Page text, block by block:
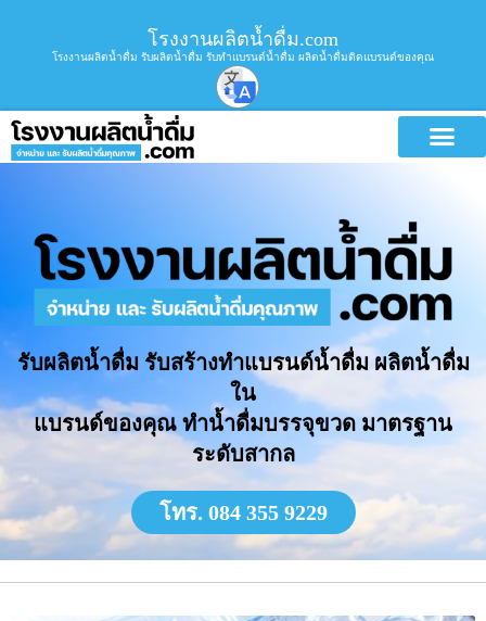
โรงงานผลิตน้ำดื่ม.com
โรงงานผลิตน้ำดื่ม รับผลิตน้ำดื่ม รับทำแบรนด์น้ำดื่ม ผลิตน้ำดื่มติดแบรนด์ของคุณ
รับผลิตน้ำดื่ม รับสร้างทำแบรนด์น้ำดื่ม ผลิตน้ำดื่ม
ใน
แบรนด์ของคุณ ทำน้ำดื่มบรรจุขวด มาตรฐาน
ระดับสากล
โทร. 084 355 9229